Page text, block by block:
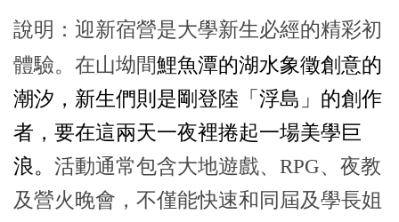
說明：迎新宿營是大學新生必經的精彩初
體驗。在山坳間鯉魚潭的湖水象徵創意的
潮汐，新生們則是剛登陸「浮島」的創作
者，要在這兩天一夜裡捲起一場美學巨
浪。 活動通常包含大地遊戲、RPG、夜教
及營火晚會，不僅能快速和同屆及學長姐